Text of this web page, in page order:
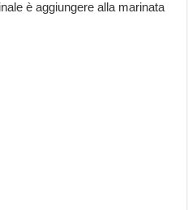
è aggiungere alla marinata